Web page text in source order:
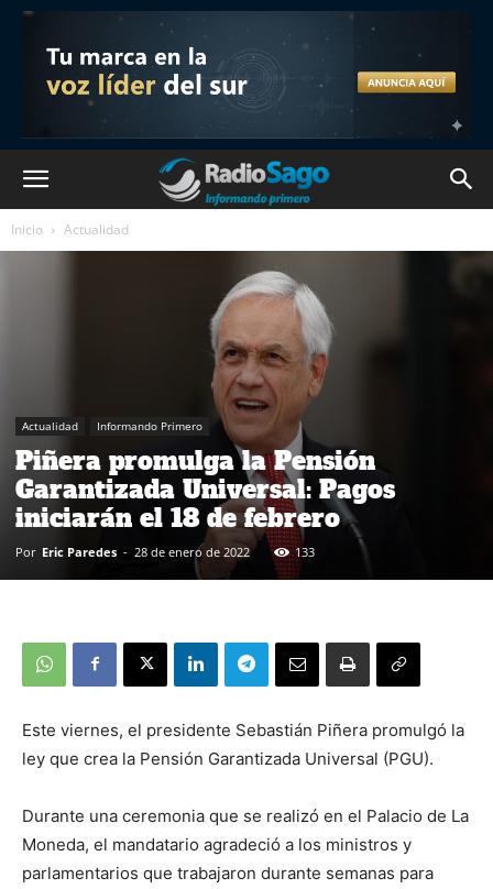
Inicio Actualidad
Actualidad Informando Primero
Piñera promulga la Pensión
Garantizada Universal: Pagos
iniciarán el 18 de febrero
Por Eric Paredes - 28 de enero de 2022 133
Este viernes, el presidente Sebastián Piñera promulgó la
ley que crea la Pensión Garantizada Universal (PGU).
Durante una ceremonia que se realizó en el Palacio de La
Moneda, el mandatario agradeció a los ministros y
parlamentarios que trabajaron durante semanas para